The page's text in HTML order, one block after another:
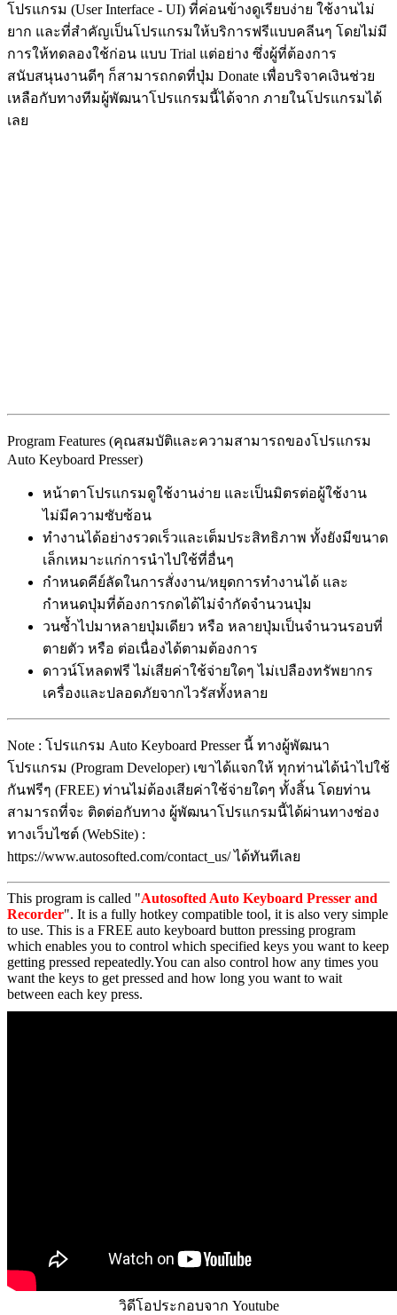
โปรแกรม (User Interface - UI) ที่ค่อนข้างดูเรียบง่าย ใช้งานไม่
ยาก และที่สำคัญเป็นโปรแกรมให้บริการฟรีแบบคลีนๆ โดยไม่มี
การให้ทดลองใช้ก่อน แบบ Trial แต่อย่าง ซึ่งผู้ที่ต้องการ
สนับสนุนงานดีๆ ก็สามารถกดที่ปุ่ม Donate เพื่อบริจาคเงินช่วย
เหลือกับทางทีมผู้พัฒนาโปรแกรมนี้ได้จาก ภายในโปรแกรมได้
เลย
Program Features (คุณสมบัติและความสามารถของโปรแกรม
Auto Keyboard Presser)
หน้าตาโปรแกรมดูใช้งานง่าย และเป็นมิตรต่อผู้ใช้งาน
ไม่มีความซับซ้อน
ทำงานได้อย่างรวดเร็วและเต็มประสิทธิภาพ ทั้งยังมีขนาด
เล็กเหมาะแก่การนำไปใช้ที่อื่นๆ
กำหนดคีย์ลัดในการสั่งงาน/หยุดการทำงานได้ และ
กำหนดปุ่มที่ต้องการกดได้ไม่จำกัดจำนวนปุ่ม
วนซ้ำไปมาหลายปุ่มเดียว หรือ หลายปุ่มเป็นจำนวนรอบที่
ตายตัว หรือ ต่อเนื่องได้ตามต้องการ
ดาวน์โหลดฟรี ไม่เสียค่าใช้จ่ายใดๆ ไม่เปลืองทรัพยากร
เครื่องและปลอดภัยจากไวรัสทั้งหลาย
Note : โปรแกรม Auto Keyboard Presser นี้ ทางผู้พัฒนา
โปรแกรม (Program Developer) เขาได้แจกให้ ทุกท่านได้นำไปใช้
กันฟรีๆ (FREE) ท่านไม่ต้องเสียค่าใช้จ่ายใดๆ ทั้งสิ้น โดยท่าน
สามารถที่จะ ติดต่อกับทาง ผู้พัฒนาโปรแกรมนี้ได้ผ่านทางช่อง
ทางเว็บไซต์ (WebSite) :
https://www.autosofted.com/contact_us/ ได้ทันทีเลย
This program is called "Autosofted Auto Keyboard Presser and
Recorder". It is a fully hotkey compatible tool, it is also very simple
to use. This is a FREE auto keyboard button pressing program
which enables you to control which specified keys you want to keep
getting pressed repeatedly.You can also control how any times you
want the keys to get pressed and how long you want to wait
between each key press.
วิดีโอประกอบจาก Youtube